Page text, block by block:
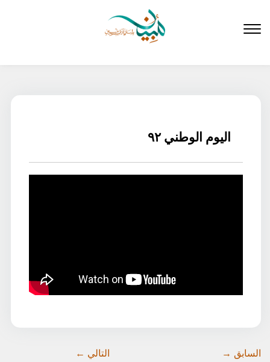
المحتوى
اليوم الوطني ٩٢
السابق → التالي ←